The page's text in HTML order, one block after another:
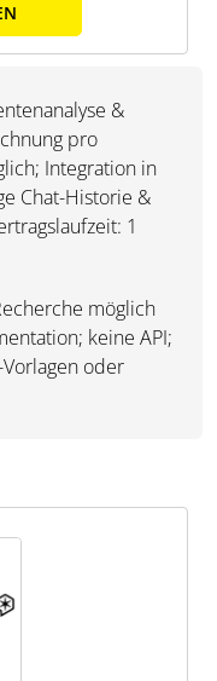
&
pro
Integration in
Chat-Historie &
1
möglich
keine API;
oder